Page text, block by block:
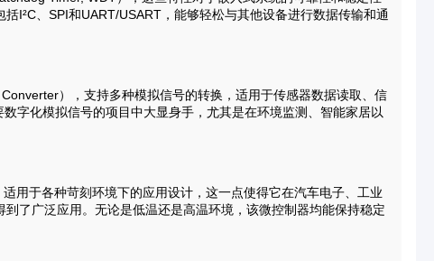
I²C、SPI和UART/USART，能够轻松与其他设备进行数据传输和通
），支持多种模拟信号的转换，适用于传感器数据读取、信
字化模拟信号的项目中大显身手，尤其是在环境监测、智能家居以
用于各种苛刻环境下的应用设计，这一点使得它在汽车电子、工业
了广泛应用。无论是低温还是高温环境，该微控制器均能保持稳定